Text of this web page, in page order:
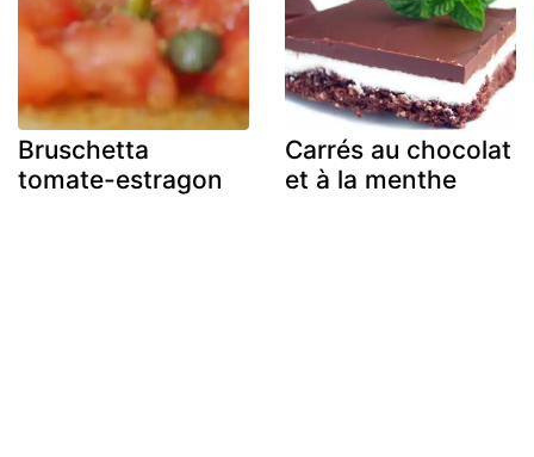
Bruschetta
tomate-estragon
Carrés au chocolat
et à la menthe